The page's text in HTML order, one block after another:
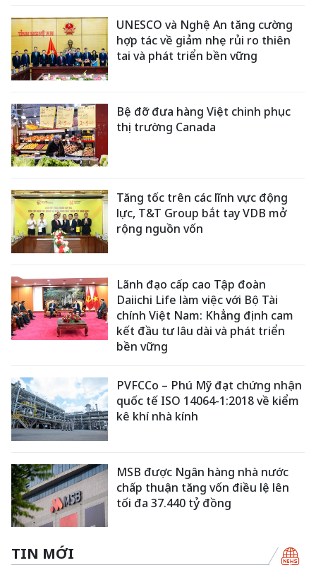
UNESCO và Nghệ An tăng cường
hợp tác về giảm nhẹ rủi ro thiên
tai và phát triển bền vững
Bệ đỡ đưa hàng Việt chinh phục
thị trường Canada
Tăng tốc trên các lĩnh vực động
lực, T&T Group bắt tay VDB mở
rộng nguồn vốn
Lãnh đạo cấp cao Tập đoàn
Daiichi Life làm việc với Bộ Tài
chính Việt Nam: Khẳng định cam
kết đầu tư lâu dài và phát triển
bền vững
PVFCCo – Phú Mỹ đạt chứng nhận
quốc tế ISO 14064-1:2018 về kiểm
kê khí nhà kính
MSB được Ngân hàng nhà nước
chấp thuận tăng vốn điều lệ lên
tối đa 37.440 tỷ đồng
TIN MỚI